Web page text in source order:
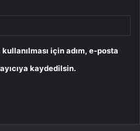
için adım, e-posta
kaydedilsin.